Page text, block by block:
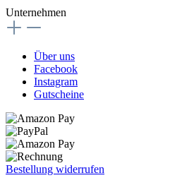
Unternehmen
Über uns
Facebook
Instagram
Gutscheine
Bestellung widerrufen